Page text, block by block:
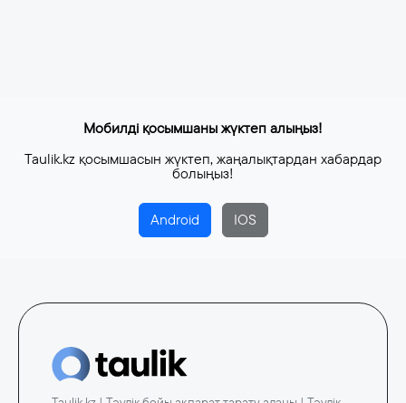
Мобилді қосымшаны жүктеп алыңыз!
Taulik.kz қосымшасын жүктеп, жаңалықтардан хабардар
болыңыз!
Android IOS